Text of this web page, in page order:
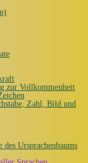
zur Vollkommenheit
Zahl, Bild und
des Ursprachenbaums